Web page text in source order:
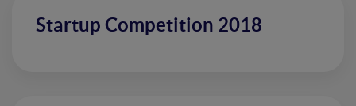
Startup Competition 2018